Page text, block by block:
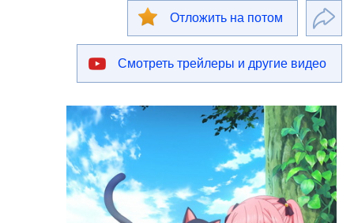
Отложить на потом
Смотреть трейлеры и другие видео